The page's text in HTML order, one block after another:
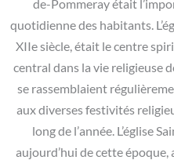
de-Pommeray était
quotidienne des habitants.
XIIe siècle, était le centre
central dans la vie religieuse
se rassemblaient
aux diverses festivités
long de l’année. L’église
aujourd’hui de cette